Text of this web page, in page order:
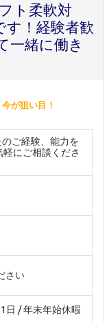
ト柔軟対
す！経験者歓
一緒に働き
今が狙い目！
ご経験、能力を
にご相談くださ
さい
日 / 年末年始休暇